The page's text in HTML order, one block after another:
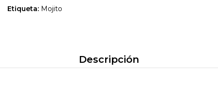
Etiqueta: Mojito
Descripción